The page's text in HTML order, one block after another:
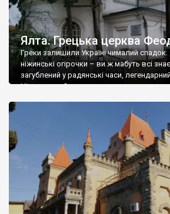
Ялта. Грецька церква
Греки залишили Україні чималий
ніжинські огірочки – ви ж мабуть всі
загублений у радянські часи,
Ніжин греки?